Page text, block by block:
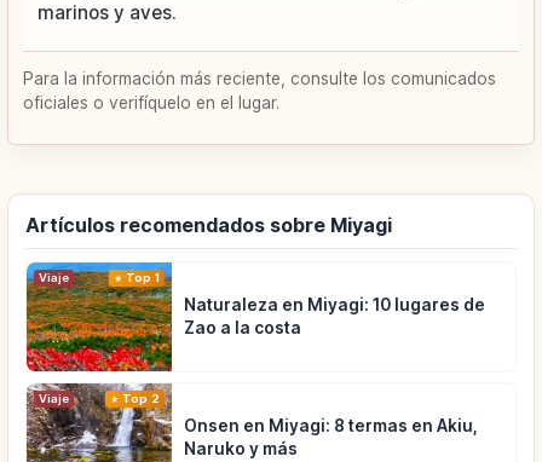
marinos y aves.
Para la información más reciente, consulte los comunicados
oficiales o verifíquelo en el lugar.
Artículos recomendados sobre Miyagi
Viaje Top 1
Naturaleza en Miyagi: 10 lugares de
Zao a la costa
Viaje Top 2
Onsen en Miyagi: 8 termas en Akiu,
Naruko y más